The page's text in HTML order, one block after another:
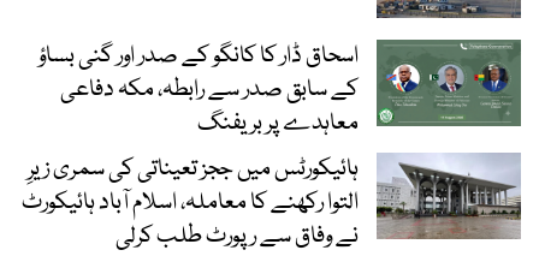
اسحاق ڈار کا کانگو کے صدر اور گنی بساؤ
کے سابق صدر سے رابطہ، مکہ دفاعی
معاہدے پر بریفنگ
ہائیکورٹس میں ججز تعیناتی کی سمری زیرِ
التوا رکھنے کا معاملہ، اسلام آباد ہائیکورٹ
نے وفاق سے رپورٹ طلب کرلی